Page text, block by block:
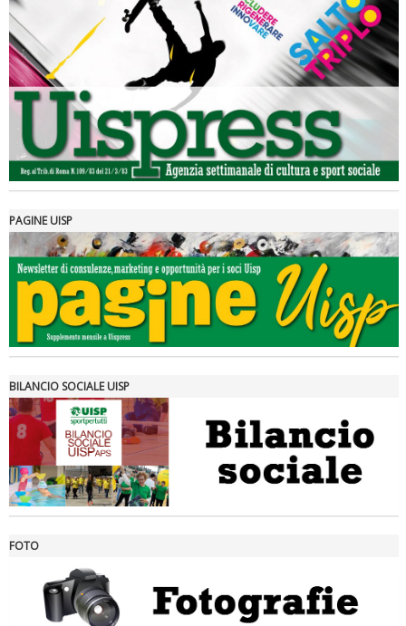
Luglio 2026: "Pensando con i piedi, si possono fare le
rivoluzioni"
Tiziano Pesce a Radio InBlu2000 traccia il bilancio della stagione
Ddl Lobby, Uisp: “Il Parlamento valorizzi le nostre specificità"
PAGINE UISP
BILANCIO SOCIALE UISP
FOTO